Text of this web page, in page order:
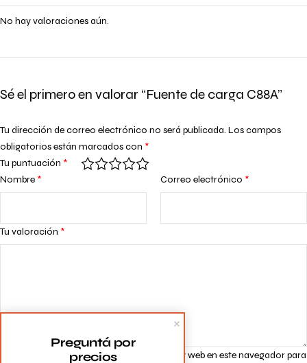
No hay valoraciones aún.
Sé el primero en valorar “Fuente de carga C88A”
Tu dirección de correo electrónico no será publicada. Los campos
obligatorios están marcados con *
Tu puntuación *
Tu valoración *
Nombre * Correo electrónico *
Guarda mi nombre, correo electrónico y web en este navegador para
Preguntá por
precios